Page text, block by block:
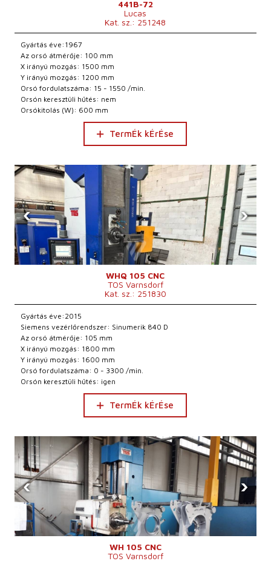
441B-72
Lucas
Kat. sz.: 251248
Gyártás éve:1967
Az orsó átmérője: 100 mm
X irányú mozgás: 1500 mm
Y irányú mozgás: 1200 mm
Orsó fordulatszáma: 15 - 1550 /min.
Orsón keresztüli hűtés: nem
Orsókitolás (W): 600 mm
TermÉk kÉrÉse
‹ ›
WHQ 105 CNC
TOS Varnsdorf
Kat. sz.: 251830
Gyártás éve:2015
Siemens vezérlőrendszer: Sinumerik 840 D
Az orsó átmérője: 105 mm
X irányú mozgás: 1800 mm
Y irányú mozgás: 1600 mm
Orsó fordulatszáma: 0 - 3300 /min.
Orsón keresztüli hűtés: igen
TermÉk kÉrÉse
‹ ›
WH 105 CNC
TOS Varnsdorf